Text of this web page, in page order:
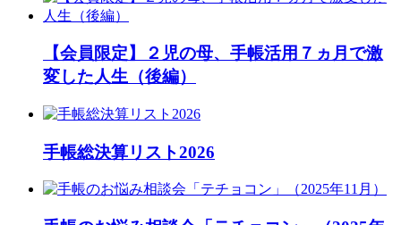
【会員限定】２児の母、手帳活用７ヵ月で激
変した人生（後編）
手帳総決算リスト2026